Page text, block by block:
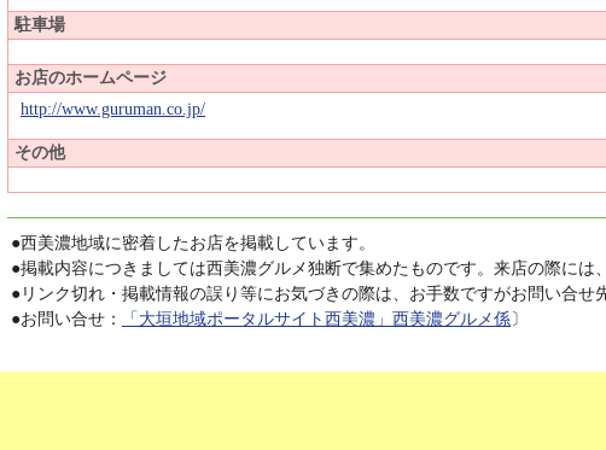
駐車場
お店のホームページ
http://www.guruman.co.jp/
その他
●西美濃地域に密着したお店を掲載しています。
●掲載内容につきましては西美濃グルメ独断で集めたものです。来店の際には
● リンク切れ・掲載情報の誤り等にお気づきの際は、お手数ですがお問い合せ
●お問い合せ： 「大垣地域ポータルサイト西美濃」西美濃グルメ係 〕